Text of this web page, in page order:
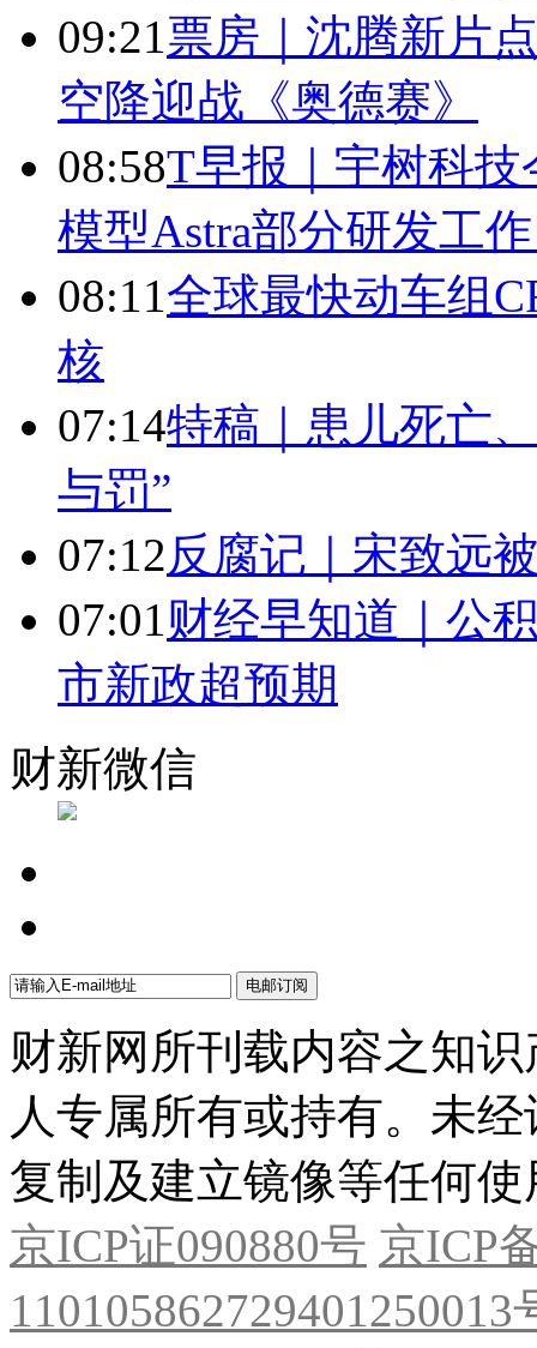
09:21票房｜沈腾新片
空降迎战《奥德赛》
08:58T早报｜宇树科
模型Astra部分研发工
08:11全球最快动车组
核
07:14特稿｜患儿死亡
与罚”
07:12反腐记｜宋致远
07:01财经早知道｜公
市新政超预期
财新微信
财新网所刊载内容之知
人专属所有或持有。未
复制及建立镜像等任何使
京ICP证090880号 京ICP